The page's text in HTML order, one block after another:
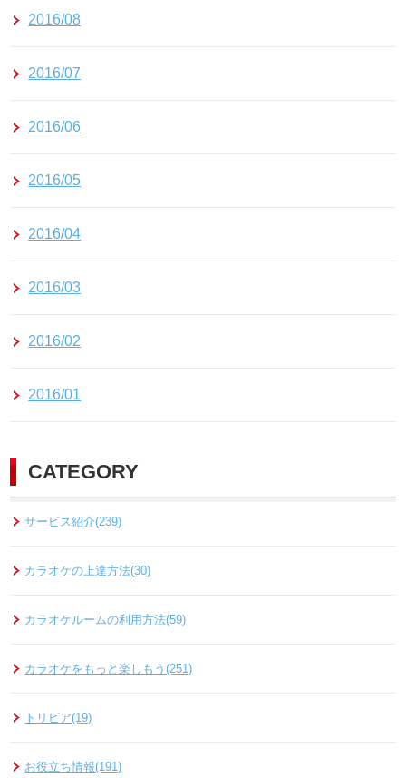
2016/08
2016/07
2016/06
2016/05
2016/04
2016/03
2016/02
2016/01
CATEGORY
サービス紹介(239)
カラオケの上達方法(30)
カラオケルームの利用方法(59)
カラオケをもっと楽しもう(251)
トリビア(19)
お役立ち情報(191)